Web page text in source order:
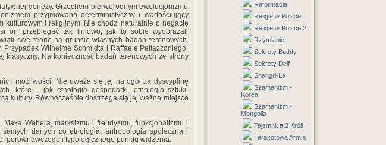
genezy. Grzechem pierworodnym ewolucjonizmu
przyjmowano deterministyczny i wartościujący
kulturowym i religijnym. Nie chodzi naturalnie o negację
on przebiegać tak liniowo, jak to sobie wyobrażali
swe teorie na gruncie własnych badań terenowych,
Wilhelma Schmidta i Raffaele Pettazzoniego,
klasyczny. Na konieczność badań terenowych ze strony
i możliwości. Nie uważa się jej na ogół za dyscyplinę
które – jak etnologia gospodarki, etnologia sztuki,
kultury. Równocześnie dostrzega się jej ważne miejsce
Webera, marksizmu i freudyzmu, funkcjonalizmu i
danych co etnologia, antropologia społeczna i
porównawczego i typologicznego punktu widzenia.
Reformacja
Religie w Polsce
Religie w Polsce 2
Rzymianie
Sekrety Buddy
Sekrety Delf
Shangri-La
Szamanizm -
Korea
Szamanizm -
Mongolia
Tajemnica 3 Króli
Terakotowa Armia